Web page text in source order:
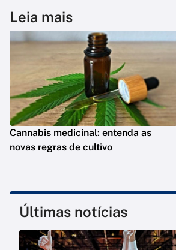
Leia mais
Cannabis medicinal: entenda as
novas regras de cultivo
Últimas notícias